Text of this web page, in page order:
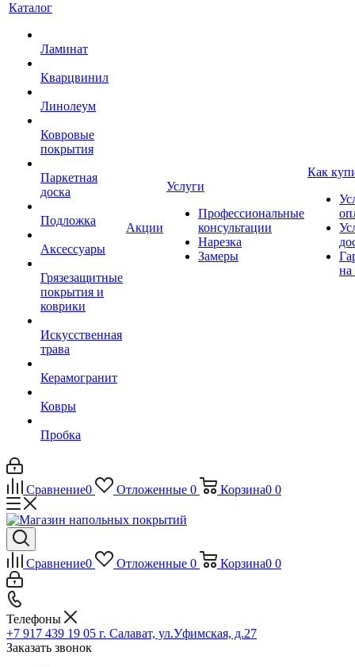
Каталог
Ламинат
Кварцвинил
Линолеум
Ковровые
покрытия
Паркетная
доска
Подложка
Аксессуары
Грязезащитные
покрытия и
коврики
Искусственная
трава
Керамогранит
Ковры
Пробка
Акции
Услуги
Профессиональные
консультации
Нарезка
Замеры
Как
на
Сравнение0 Отложенные 0 Корзина0 0
Сравнение0 Отложенные 0 Корзина0 0
Телефоны
+7 917 439 19 05 г. Салават, ул.Уфимская, д.27
Заказать звонок